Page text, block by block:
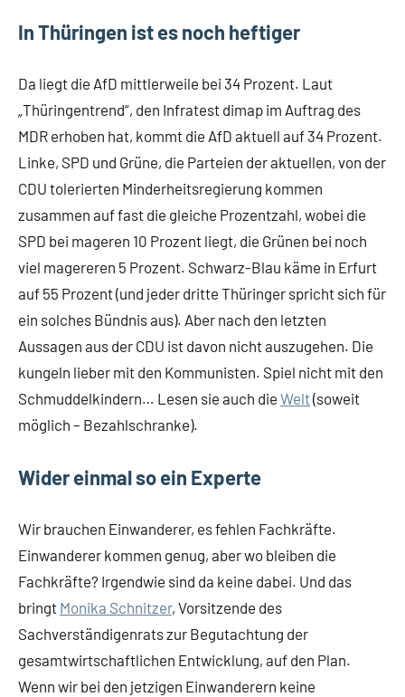
In Thüringen ist es noch heftiger
Da liegt die AfD mittlerweile bei 34 Prozent. Laut
„Thüringentrend“, den Infratest dimap im Auftrag des
MDR erhoben hat, kommt die AfD aktuell auf 34 Prozent.
Linke, SPD und Grüne, die Parteien der aktuellen, von der
CDU tolerierten Minderheitsregierung kommen
zusammen auf fast die gleiche Prozentzahl, wobei die
SPD bei mageren 10 Prozent liegt, die Grünen bei noch
viel magereren 5 Prozent. Schwarz-Blau käme in Erfurt
auf 55 Prozent (und jeder dritte Thüringer spricht sich für
ein solches Bündnis aus). Aber nach den letzten
Aussagen aus der CDU ist davon nicht auszugehen. Die
kungeln lieber mit den Kommunisten. Spiel nicht mit den
Schmuddelkindern… Lesen sie auch die Welt(soweit
möglich – Bezahlschranke).
Wider einmal so ein Experte
Wir brauchen Einwanderer, es fehlen Fachkräfte.
Einwanderer kommen genug, aber wo bleiben die
Fachkräfte? Irgendwie sind da keine dabei. Und das
bringt Monika Schnitzer, Vorsitzende des
Sachverständigenrats zur Begutachtung der
gesamtwirtschaftlichen Entwicklung, auf den Plan.
Wenn wir bei den jetzigen Einwanderern keine